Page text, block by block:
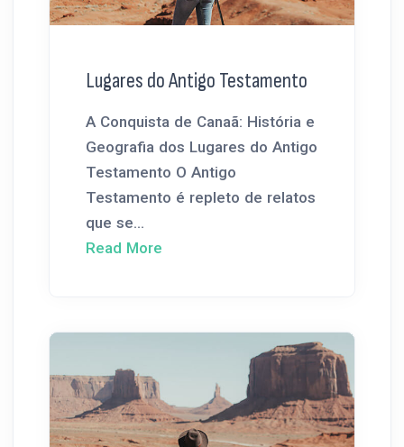
Lugares do Antigo Testamento
A Conquista de Canaã: História e
Geografia dos Lugares do Antigo
Testamento O Antigo
Testamento é repleto de relatos
que se...
Read More